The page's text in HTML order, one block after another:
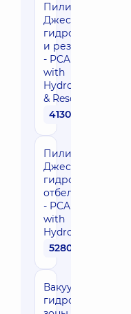
Пилинг
Джесснера с
гидрохиноном
и резорцином
- PCA Peel®
with
Hydroquinone
& Resorcinol
4130 грн
Пилинг
Джесснера с
гидрохиноном
отбеливающий
- PCA Peel®
with
Hydroquinone
5280 грн
Вакуумный
гидропилинг